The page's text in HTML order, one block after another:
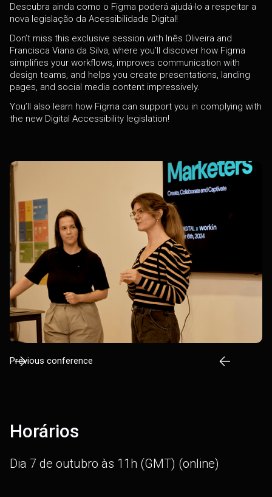
Descubra ainda como o Figma poderá ajudá-lo a respeitar a
nova legislação da Acessibilidade Digital!
Don’t miss this exclusive session with Inês Oliveira and
Francisca Viana da Silva, where you’ll discover how Figma
simplifies your workflows, improves communication with
design teams, and helps you create presentations, landing
pages, and social media content impressively.
You’ll also learn how Figma can support you in complying with
the new Digital Accessibility legislation!
Previous conference
Horários
Dia 7 de outubro às 11h (GMT) (online)